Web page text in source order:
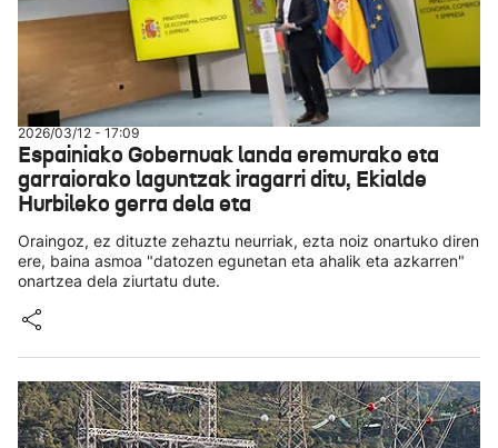
2026/03/12 - 17:09
Espainiako Gobernuak landa eremurako eta
garraiorako laguntzak iragarri ditu, Ekialde
Hurbileko gerra dela eta
Oraingoz, ez dituzte zehaztu neurriak, ezta noiz onartuko diren
ere, baina asmoa "datozen egunetan eta ahalik eta azkarren"
onartzea dela ziurtatu dute.